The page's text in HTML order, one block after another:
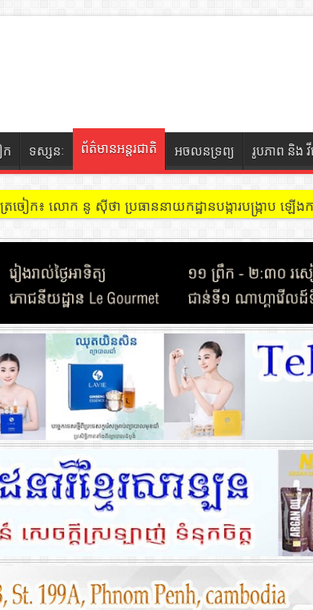
ក ទស្សនៈ ព័ត៌មានអន្តរជាតិ អចលនទ្រព្យ រូបភាព និង វី
ត្រចៀក ៖ អគារ Sky 31 នៅខណ្ឌទួលគោក មានអ្នកជួលបន្